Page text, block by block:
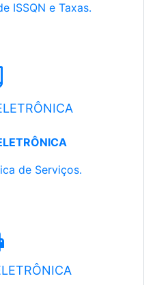
ISSQN e Taxas.
de Serviços.